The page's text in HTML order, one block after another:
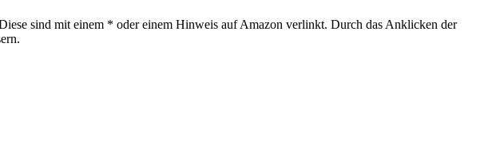
sind mit einem * oder einem Hinweis auf Amazon verlinkt. Durch das Anklicken der